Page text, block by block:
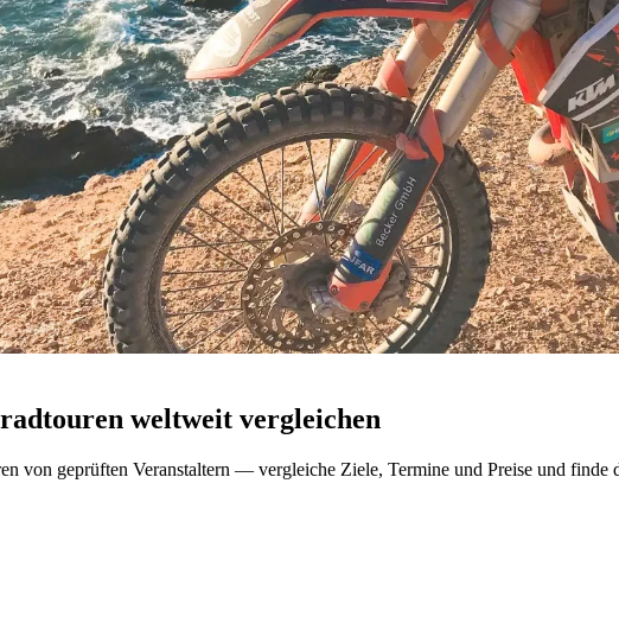
weltweit vergleichen
von geprüften Veranstaltern — vergleiche Ziele, Termine und Preise und finde